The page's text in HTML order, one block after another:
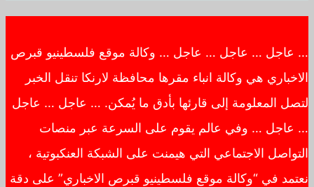
… عاجل … عاجل … عاجل … وكالة موقع فلسطينيو قبرص
الاخباري هي وكالة انباء مقرها محافظة لارنكا تنقل الخبر
لتصل المعلومة إلى قارئها بأدق ما يُمكن. … عاجل … عاجل
… عاجل … وفي عالم يقوم على السرعة عبر منصات
التواصل الاجتماعي التي هيمنت على الشبكة العنكبوتية ،
نعتمد في “وكالة موقع فلسطينيو قبرص الاخباري” على دقة